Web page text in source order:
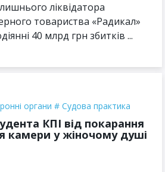
ліквідатора
товариства «Радикал»
40 млрд грн збитків ...
органи Судова практика
КПІ від покарання
камери у жіночому душі